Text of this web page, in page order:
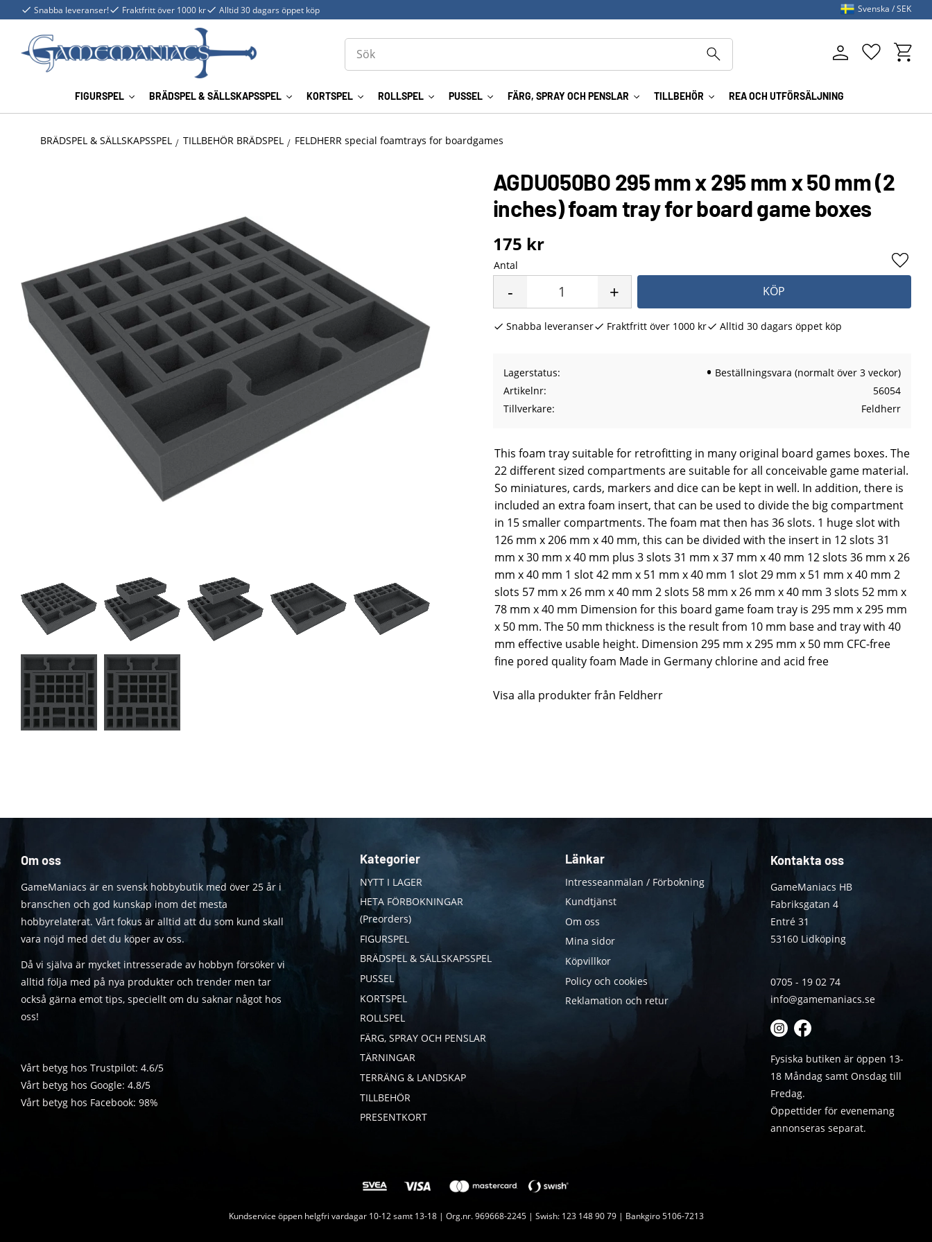
Snabba leveranser! Fraktfritt över 1000 kr Alltid 30 dagars öppet köp
FIGURSPEL BRÄDSPEL & SÄLLSKAPSSPEL KORTSPEL ROLLSPEL PUSSEL FÄRG, SPRAY OCH PENSLAR TILLBEHÖR REA OCH UTFÖRSÄLJNING
Favoriter
Svenska SEK
BRÄDSPEL & SÄLLSKAPSSPEL TILLBEHÖR BRÄDSPEL FELDHERR special foamtrays for boardgames
AGDU050BO 295 mm x 295 mm x 50 mm (2
inches) foam tray for board game boxes
175 kr
Antal
+
- KÖP
Lägg
Snabba leveranser Fraktfritt över 1000 kr Alltid 30 dagars öppet köp
Lagerstatus
Beställningsvara (normalt över 3 veckor)
Artikelnr
56054
Tillverkare
Feldherr
This foam tray suitable for retrofitting in many original board games boxes. The
22 different sized compartments are suitable for all conceivable game material.
So miniatures, cards, markers and dice can be kept in well. In addition, there is
included an extra foam insert, that can be used to divide the big compartment
in 15 smaller compartments. The foam mat then has 36 slots. 1 huge slot with
126 mm x 206 mm x 40 mm, this can be divided with the insert in 12 slots 31
mm x 30 mm x 40 mm plus 3 slots 31 mm x 37 mm x 40 mm 12 slots 36 mm x 26
mm x 40 mm 1 slot 42 mm x 51 mm x 40 mm 1 slot 29 mm x 51 mm x 40 mm 2
slots 57 mm x 26 mm x 40 mm 2 slots 58 mm x 26 mm x 40 mm 3 slots 52 mm x
78 mm x 40 mm Dimension for this board game foam tray is 295 mm x 295 mm
x 50 mm. The 50 mm thickness is the result from 10 mm base and tray with 40
mm effective usable height. Dimension 295 mm x 295 mm x 50 mm CFC-free
fine pored quality foam Made in Germany chlorine and acid free
Visa alla produkter från Feldherr
Om oss
GameManiacs är en svensk hobbybutik med över 25 år i
branschen och god kunskap inom det mesta
hobbyrelaterat. Vårt fokus är alltid att du som kund skall
vara nöjd med det du köper av oss.
Då vi själva är mycket intresserade av hobbyn försöker vi
alltid följa med på nya produkter och trender men tar
också gärna emot tips, speciellt om du saknar något hos
oss!
Vårt betyg hos Trustpilot: 4.6/5
Vårt betyg hos Google: 4.8/5
Vårt betyg hos Facebook: 98%
Kategorier
NYTT I LAGER
HETA FÖRBOKNINGAR
(Preorders)
FIGURSPEL
BRÄDSPEL & SÄLLSKAPSSPEL
PUSSEL
KORTSPEL
ROLLSPEL
FÄRG, SPRAY OCH PENSLAR
TÄRNINGAR
TERRÄNG & LANDSKAP
TILLBEHÖR
PRESENTKORT
Länkar
Intresseanmälan / Förbokning
Kundtjänst
Om oss
Mina sidor
Köpvillkor
Policy och cookies
Reklamation och retur
Kontakta oss
GameManiacs HB
Fabriksgatan 4
Entré 31
53160 Lidköping
0705 - 19 02 74
info@gamemaniacs.se
Fysiska butiken är öppen 13-
18 Måndag samt Onsdag till
Fredag.
Öppettider för evenemang
annonseras separat.
Kundservice öppen helgfri vardagar 10-12 samt 13-18 | Org.nr. 969668-2245 | Swish: 123 148 90 79 | Bankgiro 5106-7213